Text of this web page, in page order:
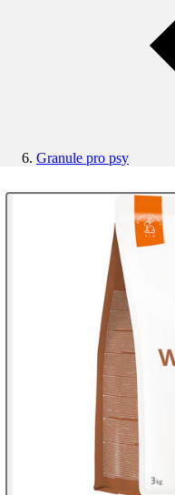
Granule pro psy